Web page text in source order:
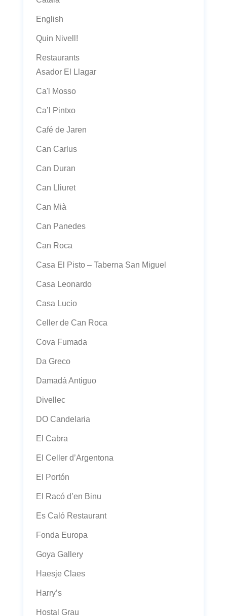
English
Quin Nivell!
Restaurants
Asador El Llagar
Ca'l Mosso
Ca’l Pintxo
Café de Jaren
Can Carlus
Can Duran
Can Lliuret
Can Mià
Can Panedes
Can Roca
Casa El Pisto – Taberna San Miguel
Casa Leonardo
Casa Lucio
Celler de Can Roca
Cova Fumada
Da Greco
Damadá Antiguo
Divellec
DO Candelaria
El Cabra
El Celler d’Argentona
El Portón
El Racó d’en Binu
Es Caló Restaurant
Fonda Europa
Goya Gallery
Haesje Claes
Harry’s
Hostal Grau